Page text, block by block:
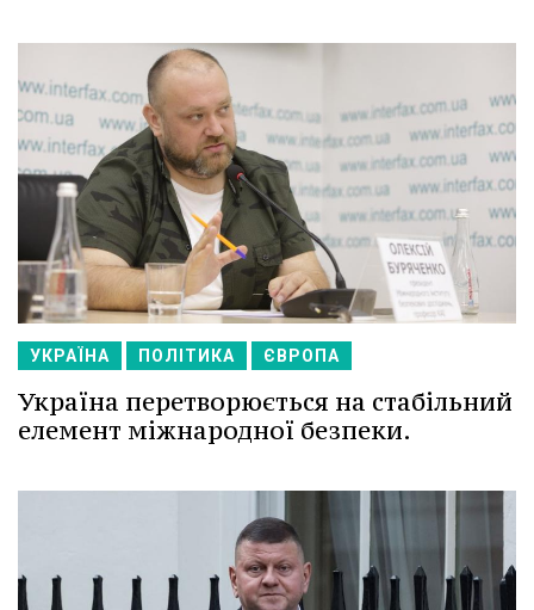
УКРАЇНА ПОЛІТИКА ЄВРОПА
Україна перетворюється на стабільний
елемент міжнародної безпеки.